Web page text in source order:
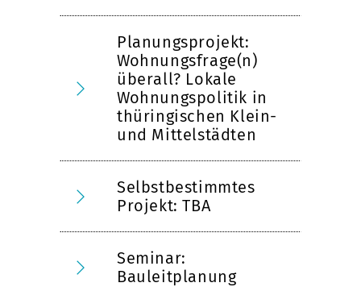
Planungsprojekt:
Wohnungsfrage(n)
überall? Lokale
Wohnungspolitik in
thüringischen Klein-
und Mittelstädten
Selbstbestimmtes
Projekt: TBA
Seminar:
Bauleitplanung